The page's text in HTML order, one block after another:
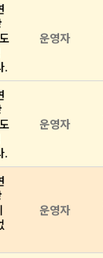
.
운영자
.
운영자
운영자